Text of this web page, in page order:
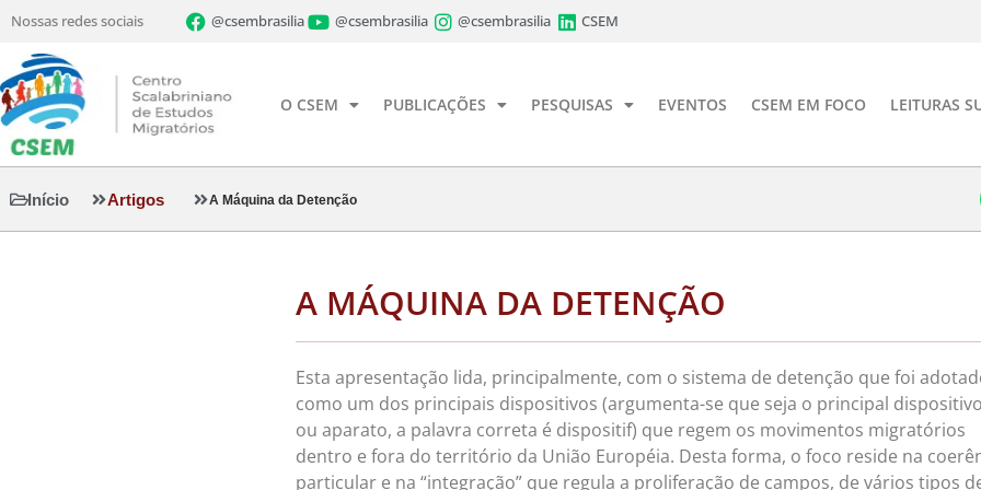
Nossas redes sociais @csembrasilia @csembrasilia @csembrasilia CSEM
O CSEM PUBLICAÇÕES PESQUISAS EVENTOS CSEM EM FOCO LEITURAS
Início Artigos A Máquina da Detenção
A MÁQUINA DA DETENÇÃO
Esta apresentação lida, principalmente, com o sistema de detenção que foi
como um dos principais dispositivos (argumenta-se que seja o principal
ou aparato, a palavra correta é dispositif) que regem os movimentos migratórios
dentro e fora do território da União Européia. Desta forma, o foco reside na
particular e na “integração” que regula a proliferação de campos, de vários tipos